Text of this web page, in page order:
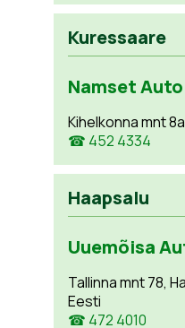
Kuressaare
Namset Auto
Kihelkonna mnt
☎ 452 4334
Haapsalu
Uuemõisa
Tallinna mnt 78,
Eesti
☎ 472 4010